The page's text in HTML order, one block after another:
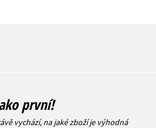
první!
vychází, na jaké zboží je výhodná